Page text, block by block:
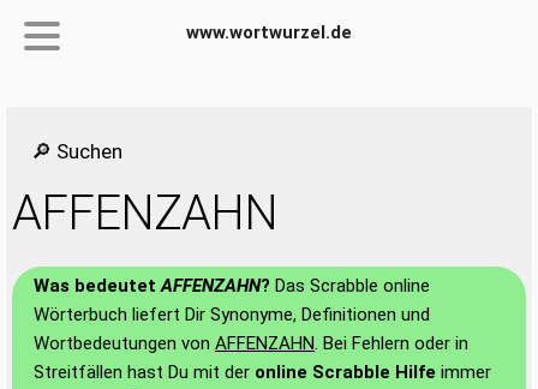
www.wortwurzel.de
🔎 Suchen
AFFENZAHN
Was bedeutetAFFENZAHN? Das Scrabble online
Wörterbuch liefert Dir Synonyme, Definitionen und
Wortbedeutungen von AFFENZAHN. Bei Fehlern oder in
Streitfällen hast Du mit der online Scrabble Hilfe immer